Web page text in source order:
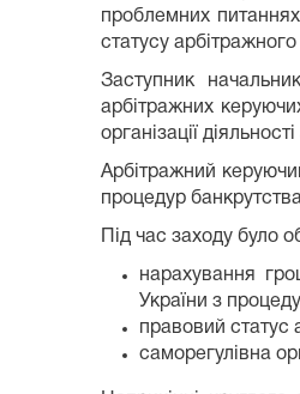
проблемних
статусу
Заступник
арбітражних
організації
Арбітражний
процедур
Під час заходу було
нарахування
України з
правовий статус
саморегулівна